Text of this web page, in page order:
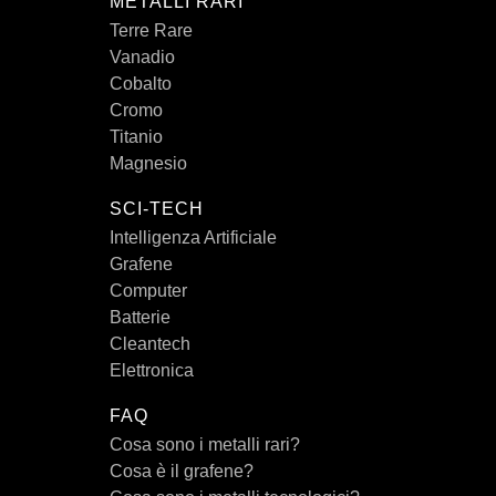
Terre Rare
Vanadio
Cobalto
Cromo
Titanio
Magnesio
SCI-TECH
Intelligenza Artificiale
Grafene
Computer
Batterie
Cleantech
Elettronica
FAQ
Cosa sono i metalli rari?
Cosa è il grafene?